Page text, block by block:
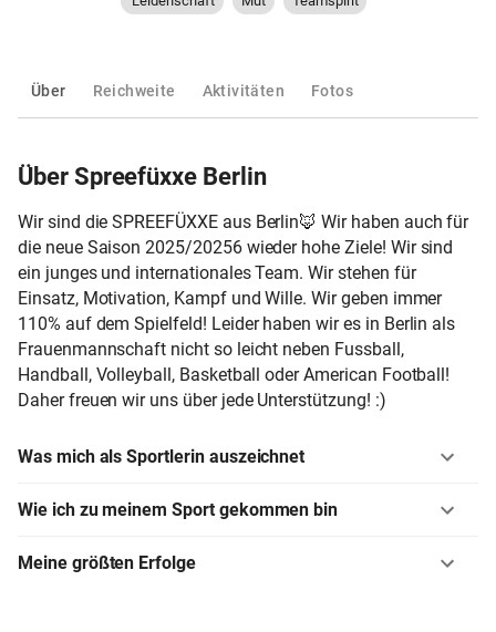
Über Reichweite Aktivitäten Fotos
Über Spreefüxxe Berlin
Wir sind die SPREEFÜXXE aus Berlin🦊 Wir haben auch für
die neue Saison 2025/20256 wieder hohe Ziele! Wir sind
ein junges und internationales Team. Wir stehen für
Einsatz, Motivation, Kampf und Wille. Wir geben immer
110% auf dem Spielfeld! Leider haben wir es in Berlin als
Frauenmannschaft nicht so leicht neben Fussball,
Handball, Volleyball, Basketball oder American Football!
Daher freuen wir uns über jede Unterstützung! :)
Was mich als Sportlerin auszeichnet
Wie ich zu meinem Sport gekommen bin
Meine größten Erfolge